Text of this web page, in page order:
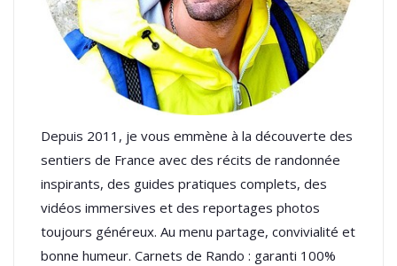
Depuis 2011, je vous emmène à la découverte des
sentiers de France avec des récits de randonnée
inspirants, des guides pratiques complets, des
vidéos immersives et des reportages photos
toujours généreux. Au menu partage, convivialité et
bonne humeur. Carnets de Rando : garanti 100%